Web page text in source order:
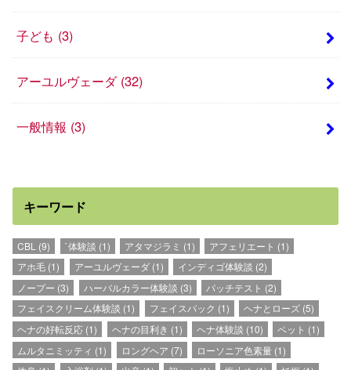
子ども (3)
アーユルヴェーダ (32)
一般情報 (3)
キーワード
CBL (9) `体験談 (1) アタマジラミ (1) アフェリエート (1)
アホ毛 (1) アーユルヴェーダ(1) インディゴ体験談 (2)
ノープー (3) ハーバルカラー体験談 (3) パッチテスト (2)
フェイスクリーム体験談 (1) フェイスパック (1) ヘナとローズ(5)
ヘナの好転反応 (1) ヘナの目利き (1) ヘナ体験談 (10) ペット (1)
ムルタニミッティ (1) ロングヘア (7) ローソニア色素量(1)